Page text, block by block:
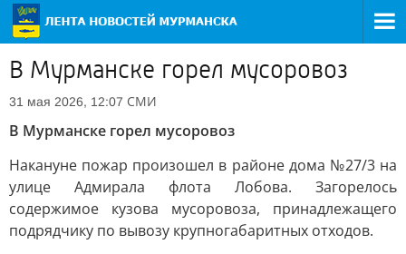
В Мурманске горел мусоровоз
31 мая 2026, 12:07 СМИ
В Мурманске горел мусоровоз
Накануне пожар произошел в районе дома №27/3 на
улице Адмирала флота Лобова. Загорелось
содержимое кузова мусоровоза, принадлежащего
подрядчику по вывозу крупногабаритных отходов.